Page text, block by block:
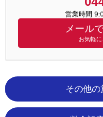
営業時間
メール
お気軽に
その他の